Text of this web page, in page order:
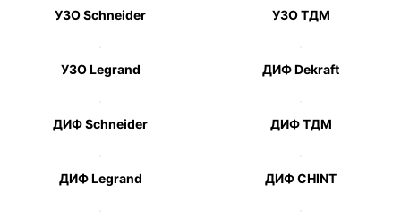
УЗО Schneider УЗО ТДМ
УЗО Legrand ДИФ Dekraft
ДИФ Schneider ДИФ ТДМ
ДИФ Legrand ДИФ CHINT